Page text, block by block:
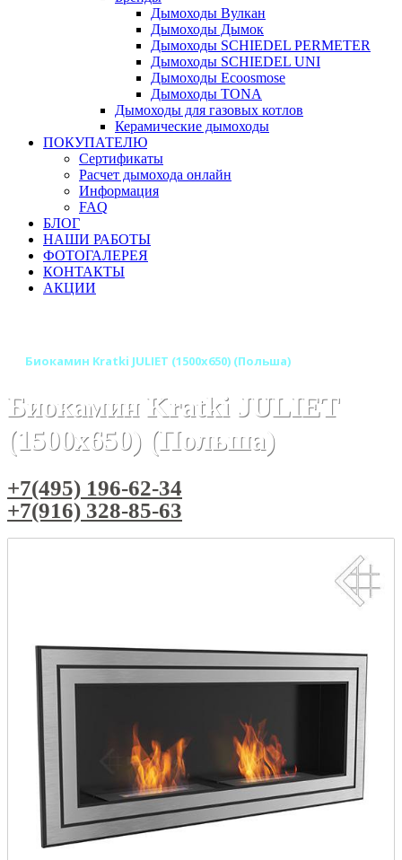
Дымоходы Вулкан
Дымоходы Дымок
Дымоходы SCHIEDEL PERMETER
Дымоходы SCHIEDEL UNI
Дымоходы Ecoosmose
Дымоходы TONA
Дымоходы для газовых котлов
Керамические дымоходы
ПОКУПАТЕЛЮ
Сертификаты
Расчет дымохода онлайн
Информация
FAQ
БЛОГ
НАШИ РАБОТЫ
ФОТОГАЛЕРЕЯ
КОНТАКТЫ
АКЦИИ
Биокамин Kratki JULIET (1500x650) (Польша)
Биокамин Kratki JULIET
(1500x650) (Польша)
+7(495) 196-62-34
+7(916) 328-85-63